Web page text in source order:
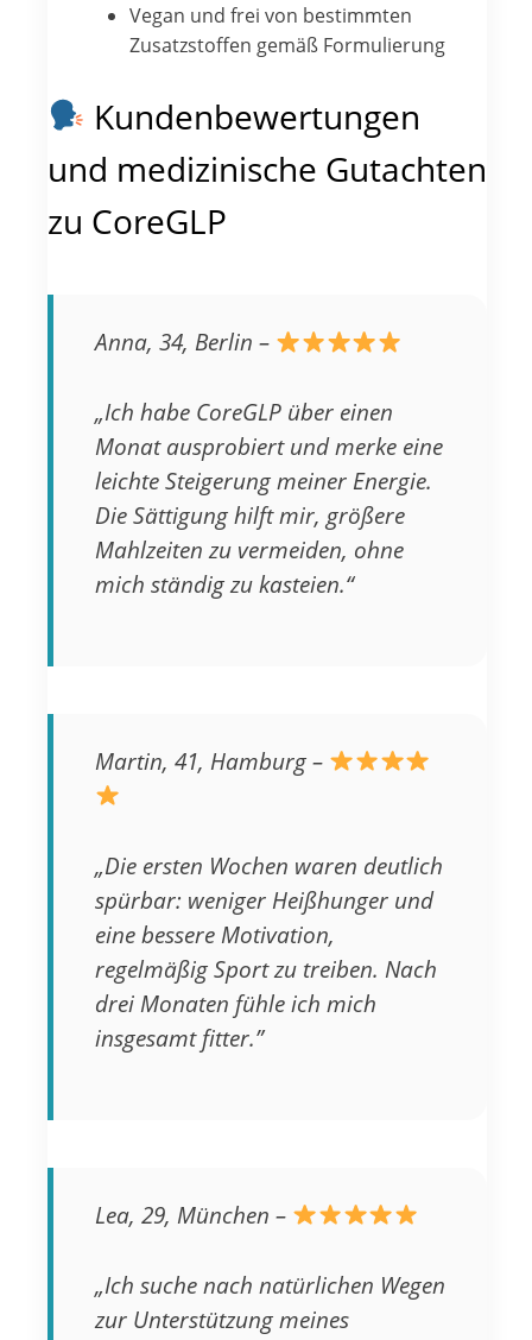
Vegan und frei von bestimmten
Zusatzstoffen gemäß Formulierung
Kundenbewertungen
und medizinische Gutachten
zu CoreGLP
Anna, 34, Berlin –
„Ich habe CoreGLP über einen
Monat ausprobiert und merke eine
leichte Steigerung meiner Energie.
Die Sättigung hilft mir, größere
Mahlzeiten zu vermeiden, ohne
mich ständig zu kasteien.“
Martin, 41, Hamburg –
„Die ersten Wochen waren deutlich
spürbar: weniger Heißhunger und
eine bessere Motivation,
regelmäßig Sport zu treiben. Nach
drei Monaten fühle ich mich
insgesamt fitter.”
Lea, 29, München –
„Ich suche nach natürlichen Wegen
zur Unterstützung meines